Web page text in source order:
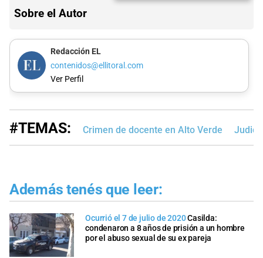
Sobre el Autor
Redacción EL
contenidos@ellitoral.com
Ver Perfil
#TEMAS: Crimen de docente en Alto Verde
Además tenés que leer:
Ocurrió el 7 de julio de 2020Casilda:
condenaron a 8 años de prisión a un hombre
por el abuso sexual de su ex pareja